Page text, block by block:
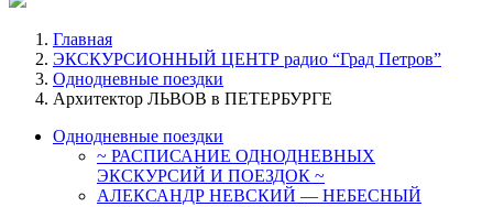
Главная
ЭКСКУРСИОННЫЙ ЦЕНТР радио “Град Петров”
Однодневные поездки
Архитектор ЛЬВОВ в ПЕТЕРБУРГЕ
Однодневные поездки
~ РАСПИСАНИЕ ОДНОДНЕВНЫХ
ЭКСКУРСИЙ И ПОЕЗДОК ~
АЛЕКСАНДР НЕВСКИЙ — НЕБЕСНЫЙ